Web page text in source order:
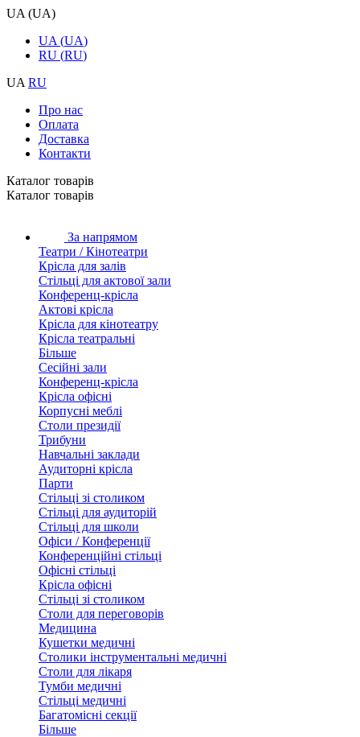
UA (UA)
UA (UA)
RU (RU)
UA RU
Про нас
Оплата
Доставка
Контакти
Каталог товарiв
Каталог товарiв
За напрямом
Театри / Кінотеатри
Крісла для залів
Стільці для актової зали
Конференц-крісла
Актові крісла
Крісла для кінотеатру
Крісла театральні
Більше
Сесійні зали
Конференц-крісла
Крісла офісні
Корпусні меблі
Столи президії
Трибуни
Навчальні заклади
Аудиторні крісла
Парти
Стільці зі столиком
Стільці для аудиторій
Стільці для школи
Офіси / Конференції
Конференційні стільці
Офісні стільці
Крісла офісні
Стільці зі столиком
Столи для переговорів
Медицина
Кушетки медичні
Столики інструментальні медичні
Столи для лікаря
Тумби медичні
Стільці медичні
Багатомісні секції
Більше